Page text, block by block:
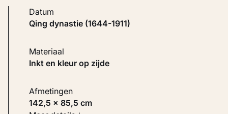
Datum
Qing dynastie (1644-1911)
Materiaal
Inkt en kleur op zijde
Afmetingen
142,5 × 85,5 cm